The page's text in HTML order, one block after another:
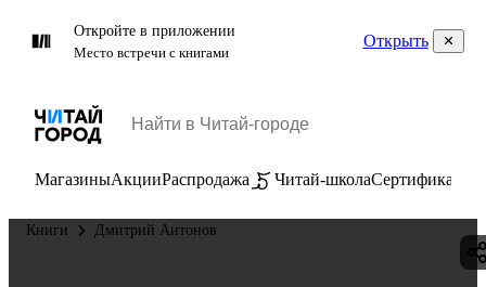
Откройте в приложении
Место встречи с книгами
Открыть
МагазиныАкцииРаспродажа Читай-школаСертификаты
Книги Дмитрий Антонов